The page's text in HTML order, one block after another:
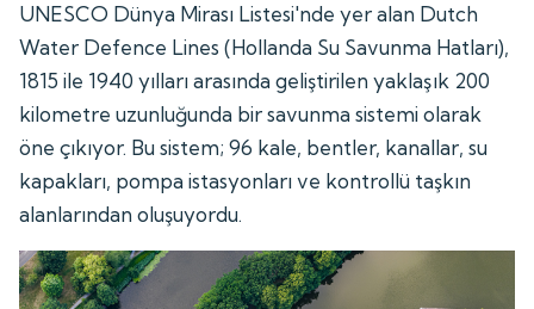
UNESCO Dünya Mirası Listesi'nde yer alan Dutch
Water Defence Lines (Hollanda Su Savunma Hatları),
1815 ile 1940 yılları arasında geliştirilen yaklaşık 200
kilometre uzunluğunda bir savunma sistemi olarak
öne çıkıyor. Bu sistem; 96 kale, bentler, kanallar, su
kapakları, pompa istasyonları ve kontrollü taşkın
alanlarından oluşuyordu.